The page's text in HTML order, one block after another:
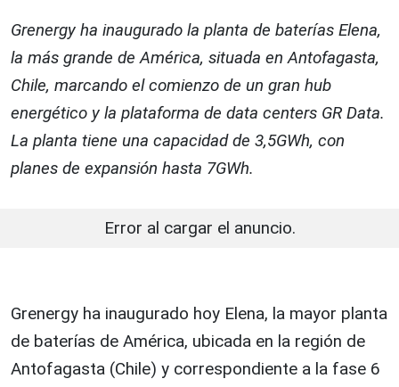
Grenergy ha inaugurado la planta de baterías Elena,
la más grande de América, situada en Antofagasta,
Chile, marcando el comienzo de un gran hub
energético y la plataforma de data centers GR Data.
La planta tiene una capacidad de 3,5GWh, con
planes de expansión hasta 7GWh.
Error al cargar el anuncio.
Grenergy ha inaugurado hoy Elena, la mayor planta
de baterías de América, ubicada en la región de
Antofagasta (Chile) y correspondiente a la fase 6